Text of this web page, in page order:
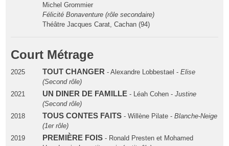
Michel Grommier
Félicité Bonaventure (rôle secondaire)
Théâtre Jacques Carat, Cachan (94)
Court Métrage
2025 TOUT CHANGER - Alexandre Lobbestael - Elise
(Second rôle)
2021
UN DINER DE FAMILLE- Léah Cohen - Justine
(Second rôle)
2018
TOUS CONTES FAITS- Willène Pilate - Blanche-Neige
(1er rôle)
2019
PREMIÈRE FOIS- Ronald Presten et Mohamed